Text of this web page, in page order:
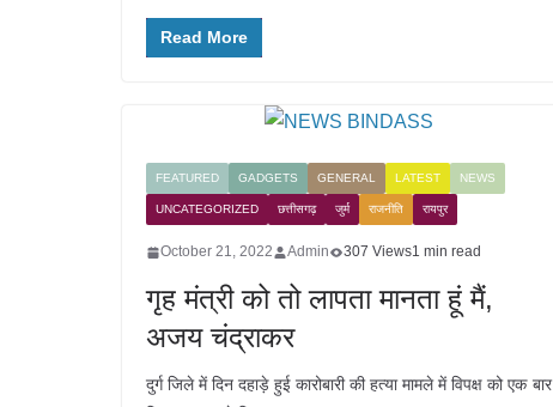
Read More
FEATURED GADGETS GENERAL LATEST NEWS
UNCATEGORIZED छत्तीसगढ़ जुर्म राजनीति रायपुर
October 21, 2022 Admin 307 Views1 min read
गृह मंत्री को तो लापता मानता हूं मैं,
अजय चंद्राकर
दुर्ग जिले में दिन दहाड़े हुई कारोबारी की हत्या मामले में विपक्ष को एक बार